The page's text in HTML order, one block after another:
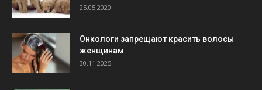
25.05.2020
Онкологи запрещают красить волосы
женщинам
30.11.2025